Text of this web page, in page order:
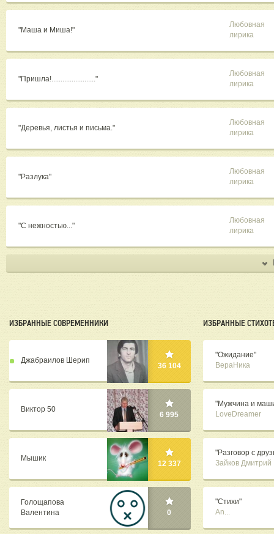
"Маша и Миша!"
Любовная
лирика
"Пришла!........................"
Любовная
лирика
"Деревья, листья и письма."
Любовная
лирика
"Разлука"
Любовная
лирика
"С нежностью..."
Любовная
лирика
ИЗБРАННЫЕ СОВРЕМЕННИКИ
Джабраилов Шерип
36 104
Виктор 50
6 995
Мышик
12 337
Голощапова
Валентина
0
ИЗБРАННЫЕ
"Ожидание"
ВераНика
"Мужчина и
LoveDreamer
"Разговор с
Зайков Дмитрий
"Стихи"
An...